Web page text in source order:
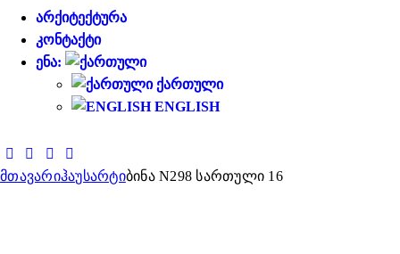
ᲐᲠᲥᲘᲢᲔᲥᲢᲣᲠᲐ
ᲙᲝᲜᲢᲐᲥᲢᲘ
ᲔᲜᲐ:
ᲥᲐᲠᲗᲣᲚᲘ
ENGLISH
მთავარიჰაუსარტიბინა N298 სართული 16